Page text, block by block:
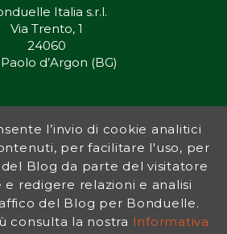
Italia s.r.l.
Via Trento, 1
24060
d’Argon (BG)
di riferimento per gli ortisti italiani, e
sia ai più esperti che a nuovi interessati.
è ispirare la transizione verso una dieta a
al benessere delle persone e del
si inserisce InOrto, simbolo dell’amore
e del rispetto dell’ambiente.
l’invio di cookie analitici
per facilitare l'uso, per
Blog da parte del visitatore
e redigere relazioni e analisi
del Blog per Bonduelle.
consulta la nostra Informativa